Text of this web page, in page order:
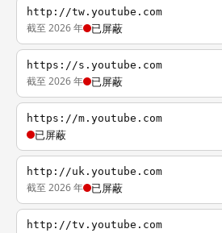
http://tw.youtube.com
截至 2026 年 已屏蔽
https://s.youtube.com
截至 2026 年 已屏蔽
https://m.youtube.com
已屏蔽
http://uk.youtube.com
截至 2026 年 已屏蔽
http://tv.youtube.com